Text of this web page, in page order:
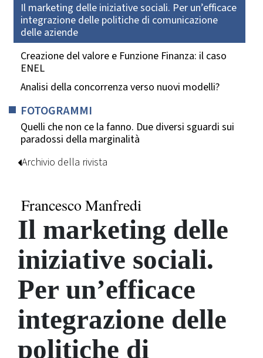
Il marketing delle iniziative sociali. Per un’efficace
integrazione delle politiche di comunicazione
delle aziende
Creazione del valore e Funzione Finanza: il caso
ENEL
Analisi della concorrenza verso nuovi modelli?
FOTOGRAMMI
Quelli che non ce la fanno. Due diversi sguardi sui
paradossi della marginalità
Archivio della rivista
Francesco Manfredi
Il marketing delle
iniziative sociali.
Per un’efficace
integrazione delle
politiche di